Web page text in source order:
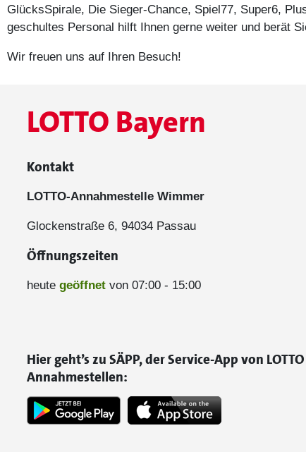
GlücksSpirale, Die Sieger-Chance, Spiel77, Super6,
geschultes Personal hilft Ihnen gerne weiter und berät
Wir freuen uns auf Ihren Besuch!
LOTTO Bayern
Kontakt
LOTTO-Annahmestelle Wimmer
Glockenstraße 6, 94034 Passau
Öffnungszeiten
heute geöffnet von 07:00 - 15:00
Hier geht’s zu SÄPP, der Service-App von
Annahmestellen: